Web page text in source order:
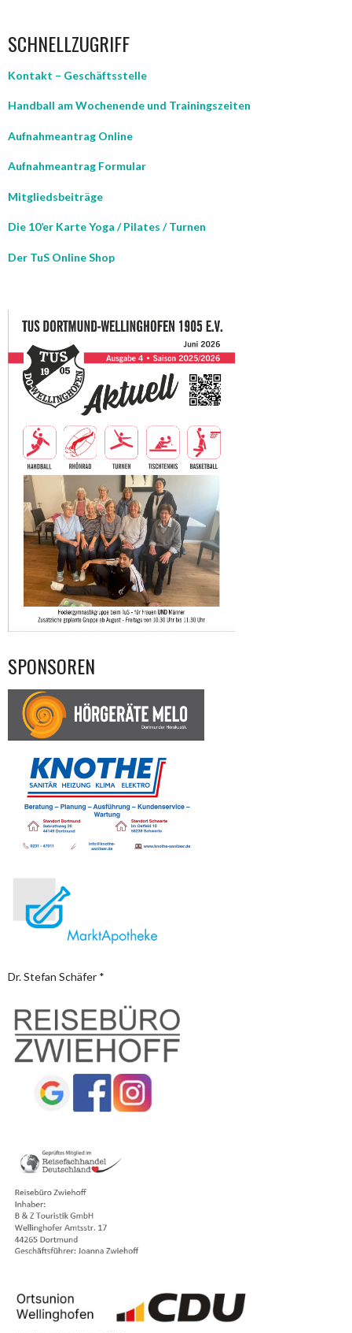
SCHNELLZUGRIFF
Kontakt – Geschäftsstelle
Handball am Wochenende und Trainingszeiten
Aufnahmeantrag Online
Aufnahmeantrag Formular
Mitgliedsbeiträge
Die 10’er Karte Yoga / Pilates / Turnen
Der TuS Online Shop
SPONSOREN
Dr. Stefan Schäfer *